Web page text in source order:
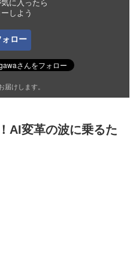
に入ったら
しよう
ォロー
届けします。
AI変革の波に乗るた